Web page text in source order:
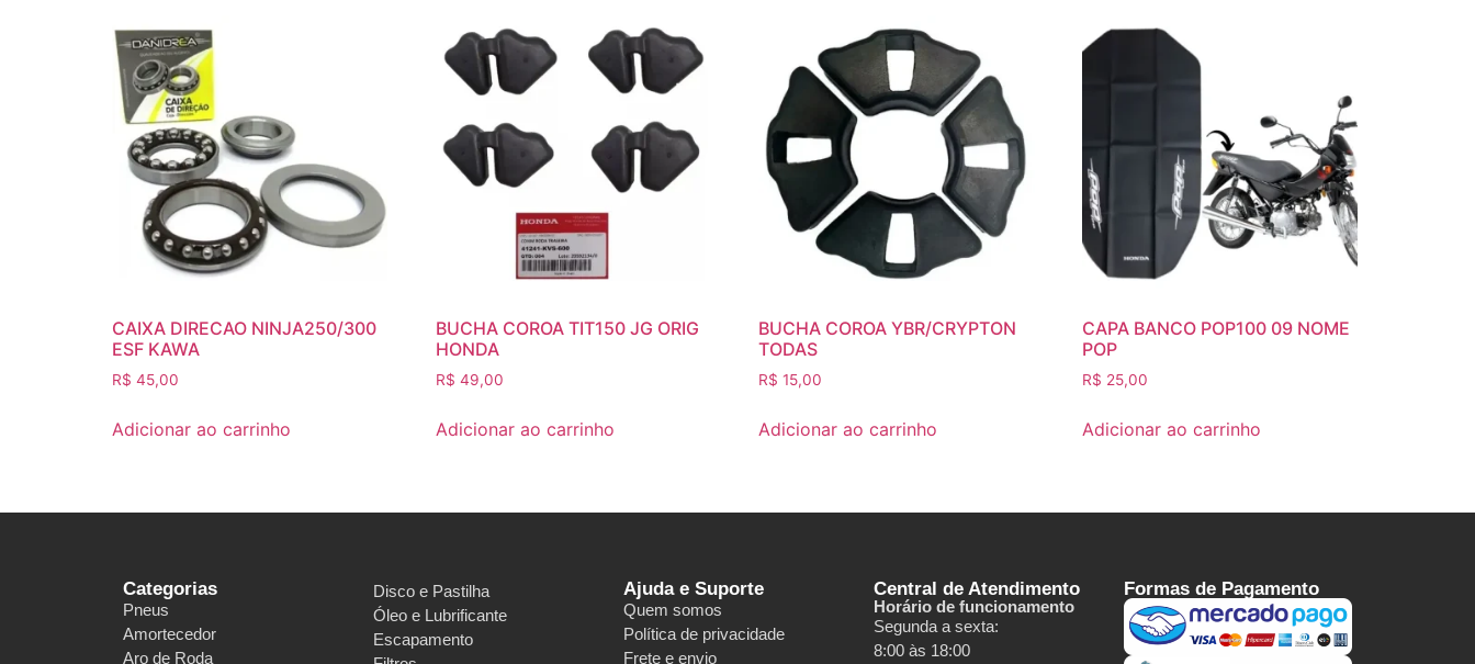
CAIXA DIRECAO NINJA250/300
ESF KAWA
R$ 45,00
Adicionar ao carrinho
BUCHA COROA TIT150 JG ORIG
HONDA
R$ 49,00
Adicionar ao carrinho
BUCHA COROA YBR/CRYPTON
TODAS
R$ 15,00
Adicionar ao carrinho
CAPA BANCO POP100 09 NOME
POP
R$ 25,00
Adicionar ao carrinho
Categorias
Pneus
Amortecedor
Aro de Roda
Disco e Pastilha
Óleo e Lubrificante
Escapamento
Ajuda e Suporte
Quem somos
Política de privacidade
Frete e envio
Central de Atendimento
Horário de funcionamento
Segunda a sexta:
8:00 às 18:00
Formas de Pagamento